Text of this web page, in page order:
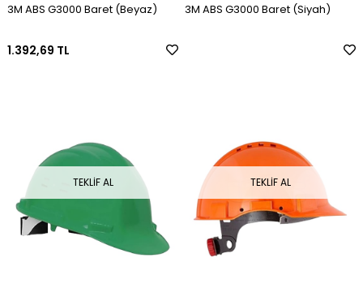
3M ABS G3000 Baret (Beyaz)
1.392,69 TL
3M ABS G3000 Baret (Siyah)
TEKLIF AL TEKLIF AL